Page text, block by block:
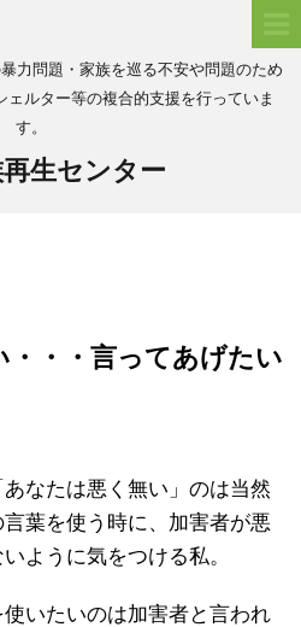
力問題・家族を巡る不安や問題のため
ルター等の複合的支援を行っていま
す。
再生センター
・・言ってあげたい
なたは悪く無い」のは当然
葉を使う時に、加害者が悪
ように気をつける私。
いたいのは加害者と言われ